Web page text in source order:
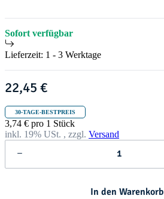
Sofort verfügbar
Lieferzeit: 1 - 3 Werktage
22,45 €
30-TAGE-BESTPREIS
3,74 € pro 1 Stück
inkl. 19% USt. , zzgl. Versand
In den Warenkorb